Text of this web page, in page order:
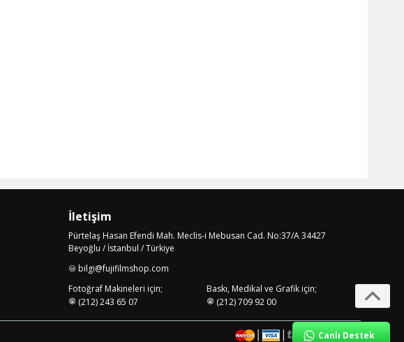
İletişim
Pürtelaş Hasan Efendi Mah. Meclis-i Mebusan Cad. No:37/A 34427
Beyoğlu / İstanbul / Türkiye
bilgi@fujifilmshop.com
Fotoğraf Makineleri için;
(212) 243 65 07
Baskı, Medikal ve Grafik için;
(212) 709 92 00
Canlı Destek